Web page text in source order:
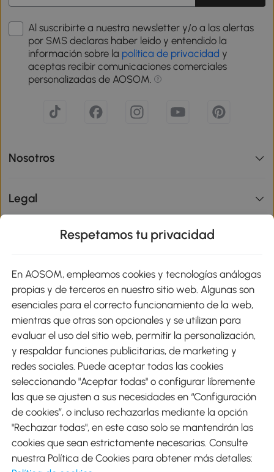
Al suscribirte a nuestra newsletter y/o a las alertas
por SMS declaras haber leído y entendido la
información sobre la política de privacidad y
aceptas recibir comunicaciones comerciales
personalizadas de AOSOM.
Nosotros
Legal
Ayuda y Soporte
Business
Información de interés
sitio
Métodos de Pago
Respetamos tu privacidad
En AOSOM, empleamos cookies y tecnologías análogas
propias y de terceros en nuestro sitio web. Algunas son
esenciales para el correcto funcionamiento de la web,
mientras que otras son opcionales y se utilizan para
evaluar el uso del sitio web, permitir la personalización,
y respaldar funciones publicitarias, de marketing y
redes sociales. Puede aceptar todas las cookies
seleccionando "Aceptar todas" o configurar libremente
las que se ajusten a sus necesidades en “Configuración
de cookies”, o incluso rechazarlas mediante la opción
"Rechazar todas", en este caso solo se mantendrán las
cookies que sean estrictamente necesarias. Consulte
nuestra Política de Cookies para obtener más detalles: